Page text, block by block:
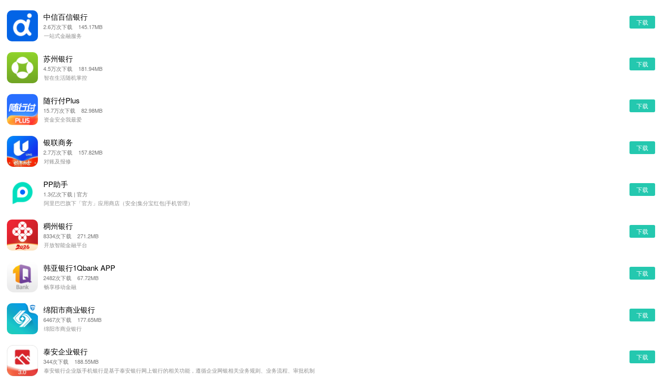
中信百信银行
2.6万次下载 145.17MB
一站式金融服务
下载
苏州银行
4.5万次下载 181.94MB
智在生活随机掌控
下载
随行付Plus
15.7万次下载 82.98MB
资金安全我最爱
下载
银联商务
2.7万次下载 157.82MB
对账及报修
下载
PP助手
1.3亿次下载 | 官方
阿里巴巴旗下「官方」应用商店（安全|集分宝红包|手机管理）
下载
稠州银行
8334次下载 271.2MB
开放智能金融平台
下载
韩亚银行1Qbank APP
2482次下载 67.72MB
畅享移动金融
下载
绵阳市商业银行
6467次下载 177.65MB
绵阳市商业银行
下载
泰安企业银行
344次下载 188.55MB
泰安银行企业版手机银行是基于泰安银行网上银行的相关功能，遵循企业网银相关业务规则、业务流程、审批机制
下载